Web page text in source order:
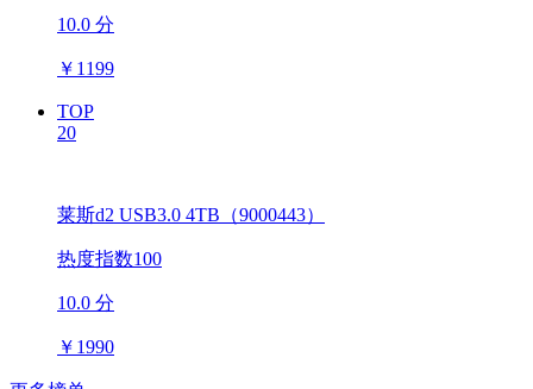
10.0 分
￥ 1199
TOP
20
莱斯d2 USB3.0 4TB（9000443）
热度指数100
10.0 分
￥ 1990